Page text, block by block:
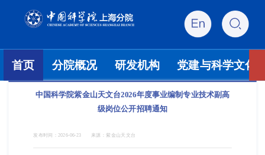
首页 分院概况 研发机构 党建与科学文化
中国科学院紫金山天文台2026年度事业编制专业技术副高
级岗位公开招聘通知
发布时间： 2026-06-23 来源：紫金山天文台